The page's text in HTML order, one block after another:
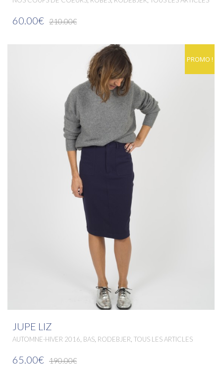
210.00€
60.00€
PROMO !
JUPE LIZ
AUTOMNE-HIVER 2016, BAS, RODEBJER, TOUS LES ARTICLES
190.00€
65.00€